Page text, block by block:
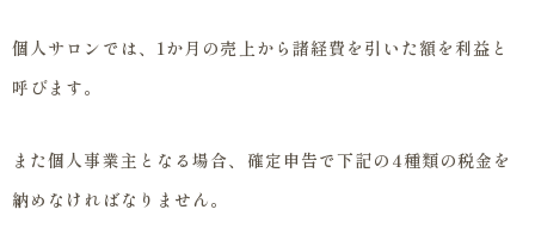
個人サロンでは、1か月の売上から諸経費を引いた額を利益と
呼びます。
また個人事業主となる場合、確定申告で下記の4種類の税金を
納めなければなりません。